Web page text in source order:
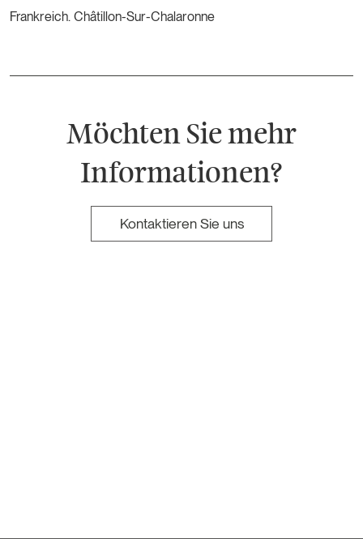
Frankreich. Châtillon-Sur-Chalaronne
Möchten Sie mehr
Informationen?
Kontaktieren Sie uns